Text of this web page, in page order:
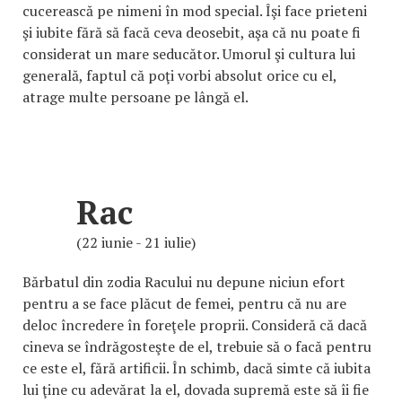
cucerească pe nimeni în mod special. Îşi face prieteni
şi iubite fără să facă ceva deosebit, aşa că nu poate fi
considerat un mare seducător. Umorul şi cultura lui
generală, faptul că poţi vorbi absolut orice cu el,
atrage multe persoane pe lângă el.
Rac
(22 iunie - 21 iulie)
Bărbatul din zodia Racului nu depune niciun efort
pentru a se face plăcut de femei, pentru că nu are
deloc încredere în foreţele proprii. Consideră că dacă
cineva se îndrăgosteşte de el, trebuie să o facă pentru
ce este el, fără artificii. În schimb, dacă simte că iubita
lui ţine cu adevărat la el, dovada supremă este să îi fie